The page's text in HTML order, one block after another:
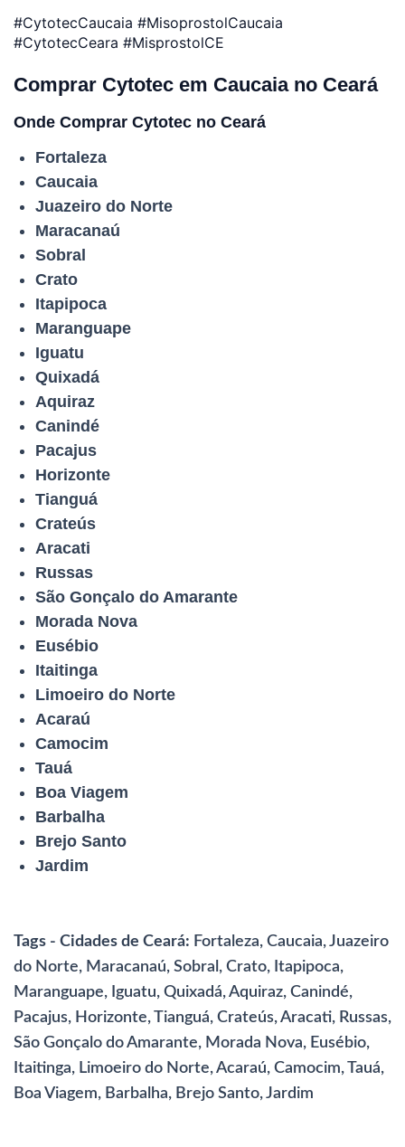
#CytotecCaucaia #MisoprostolCaucaia
#CytotecCeara #MisprostolCE
Comprar Cytotec em Caucaia no Ceará
Onde Comprar Cytotec no Ceará
Fortaleza
Caucaia
Juazeiro do Norte
Maracanaú
Sobral
Crato
Itapipoca
Maranguape
Iguatu
Quixadá
Aquiraz
Canindé
Pacajus
Horizonte
Tianguá
Crateús
Aracati
Russas
São Gonçalo do Amarante
Morada Nova
Eusébio
Itaitinga
Limoeiro do Norte
Acaraú
Camocim
Tauá
Boa Viagem
Barbalha
Brejo Santo
Jardim
Tags - Cidades de Ceará: Fortaleza, Caucaia, Juazeiro
do Norte, Maracanaú, Sobral, Crato, Itapipoca,
Maranguape, Iguatu, Quixadá, Aquiraz, Canindé,
Pacajus, Horizonte, Tianguá, Crateús, Aracati, Russas,
São Gonçalo do Amarante, Morada Nova, Eusébio,
Itaitinga, Limoeiro do Norte, Acaraú, Camocim, Tauá,
Boa Viagem, Barbalha, Brejo Santo, Jardim